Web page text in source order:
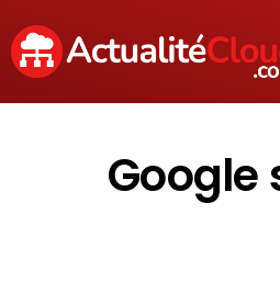
Google